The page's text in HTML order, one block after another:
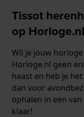
Tissot
op
Wil je jouw
Horloge.nl geen
haast en heb je
dan voor
ophalen in een
klaar!